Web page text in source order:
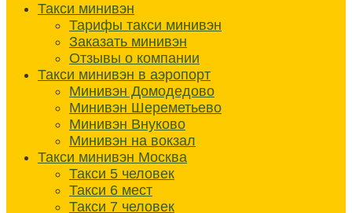
Такси минивэн
Тарифы такси минивэн
Заказать минивэн
Отзывы о компании
Такси минивэн в аэропорт
Минивэн Домодедово
Минивэн Шереметьево
Минивэн Внуково
Минивэн на вокзал
Такси минивэн Москва
Такси 5 человек
Такси 6 мест
Такси 7 человек